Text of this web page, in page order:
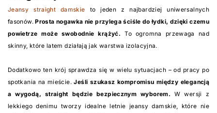
Jeansy straight damskie to jeden z najbardziej uniwersalnych
fasonów.Prosta nogawka nie przylega ściśle do łydki, dzięki czemu
powietrze może swobodnie krążyć. To ogromna przewaga nad
skinny, które latem działają jak warstwa izolacyjna.
Dodatkowo ten krój sprawdza się w wielu sytuacjach – od pracy po
spotkania na mieście.Jeśli szukasz kompromisu między elegancją
a wygodą, straight będzie bezpiecznym wyborem. W wersji z
lekkiego denimu tworzy idealne letnie jeansy damskie, które nie